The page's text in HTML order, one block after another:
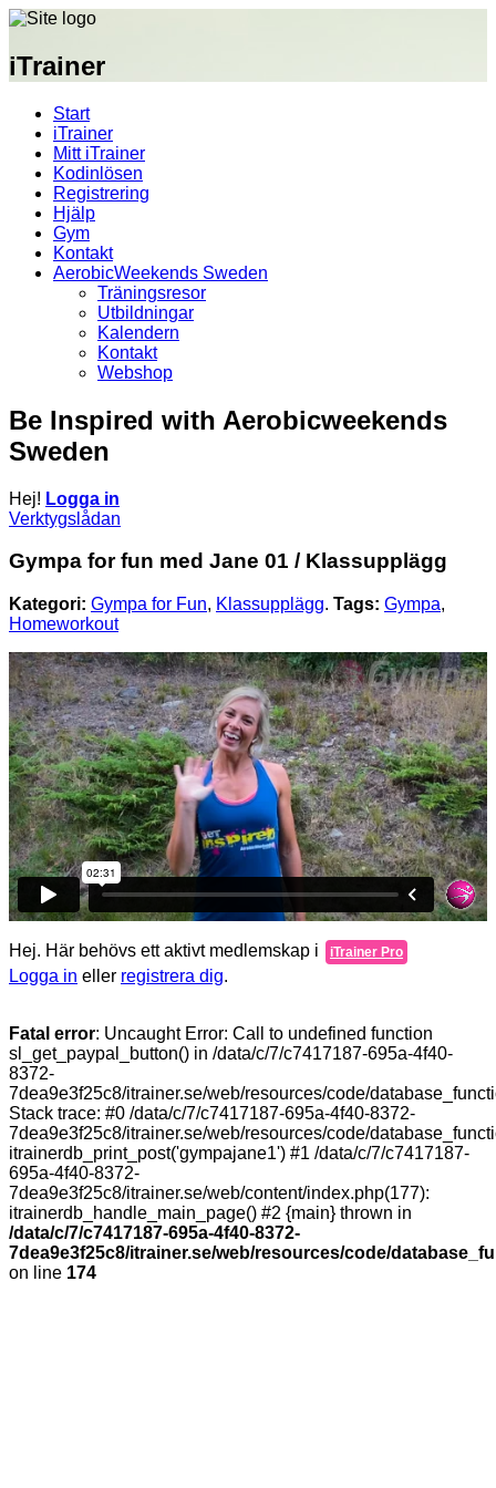
iTrainer
Start
iTrainer
Mitt iTrainer
Kodinlösen
Registrering
Hjälp
Gym
Kontakt
AerobicWeekends Sweden
Träningsresor
Utbildningar
Kalendern
Kontakt
Webshop
Be Inspired with Aerobicweekends
Sweden
Hej! Logga in
Verktygslådan
Gympa for fun med Jane 01 / Klassupplägg
Kategori: Gympa for Fun, Klassupplägg. Tags: Gympa,
Homeworkout
Hej. Här behövs ett aktivt medlemskap i iTrainer Pro
Logga in eller registrera dig.
Fatal error: Uncaught Error: Call to undefined function
sl_get_paypal_button() in /data/c/7/c7417187-695a-4f40-
8372-
7dea9e3f25c8/itrainer.se/web/resources/code/
Stack trace: #0 /data/c/7/c7417187-695a-4f40-8372-
7dea9e3f25c8/itrainer.se/web/resources/code/
itrainerdb_print_post('gympajane1') #1 /data/c/7/c7417187-
695a-4f40-8372-
7dea9e3f25c8/itrainer.se/web/content/index.php(177):
itrainerdb_handle_main_page() #2 {main} thrown in
/data/c/7/c7417187-695a-4f40-8372-
7dea9e3f25c8/itrainer.se/web/resources/code/
on line 174